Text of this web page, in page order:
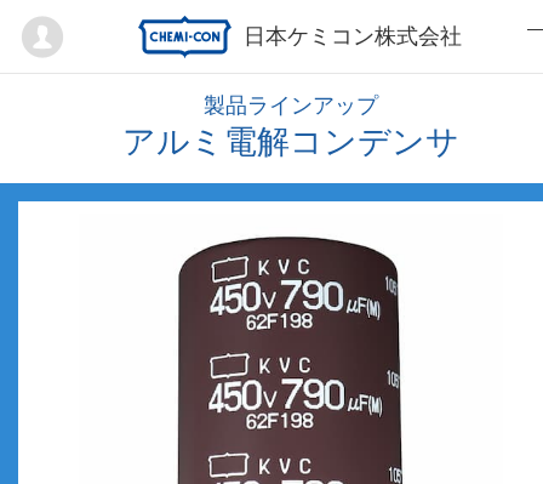
日本ケミコン株式会社
Mypage
製品ラインアップ
アルミ電解コンデンサ